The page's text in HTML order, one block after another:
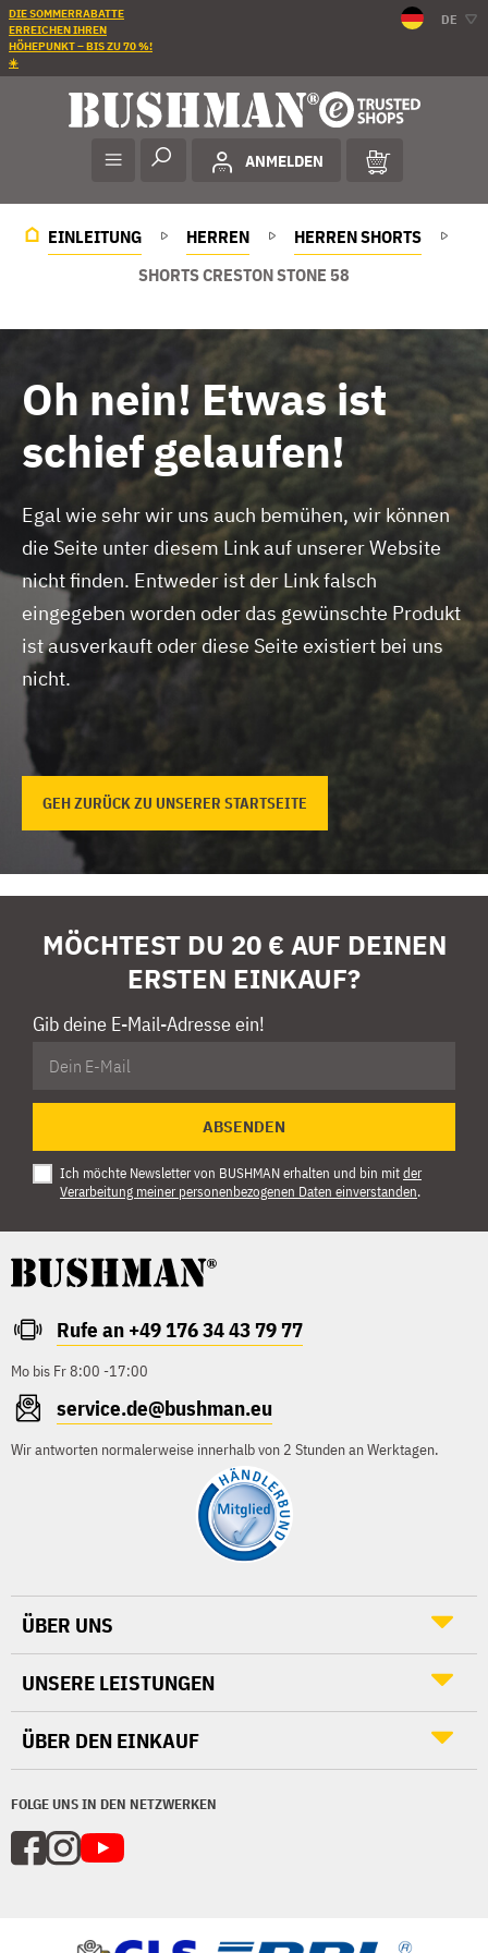
DIE SOMMERRABATTE
ERREICHEN IHREN
HÖHEPUNKT – BIS ZU 70 %!
☀️
DE
ANMELDEN
EINLEITUNG HERREN
HERREN SHORTS
SHORTS CRESTON STONE 58
Oh nein! Etwas ist
schief gelaufen!
Egal wie sehr wir uns auch bemühen, wir können
die Seite unter diesem Link auf unserer Website
nicht finden. Entweder ist der Link falsch
eingegeben worden oder das gewünschte Produkt
ist ausverkauft oder diese Seite existiert bei uns
nicht.
GEH ZURÜCK ZU UNSERER STARTSEITE
MÖCHTEST DU 20 € AUF DEINEN
ERSTEN EINKAUF?
Gib deine E-Mail-Adresse ein!
ABSENDEN
Ich möchte Newsletter von BUSHMAN erhalten und bin mitder
Verarbeitung meiner personenbezogenen Daten einverstanden.
Rufe an +49 176 34 43 79 77
Mo bis Fr 8:00 -17:00
service.de@bushman.eu
Wir antworten normalerweise innerhalb von 2 Stunden an Werktagen.
FOLGE UNS IN DEN NETZWERKEN
ÜBER UNS
UNSERE LEISTUNGEN
ÜBER DEN EINKAUF